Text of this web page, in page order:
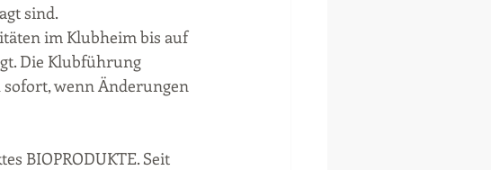
sind.
im Klubheim bis auf
Die Klubführung
wenn Änderungen
BIOPRODUKTE. Seit